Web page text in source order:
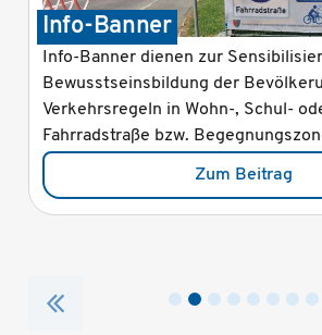
Info-Banner
Info-Banner dienen zur
Bewusstseinsbildung der
Verkehrsregeln in Wohn-, Schul-
Fahrradstraße bzw.
Zum Beitrag